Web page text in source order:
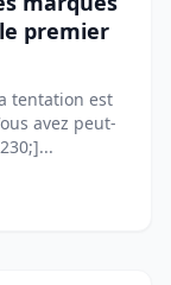
premier
tentation est
avez peut-